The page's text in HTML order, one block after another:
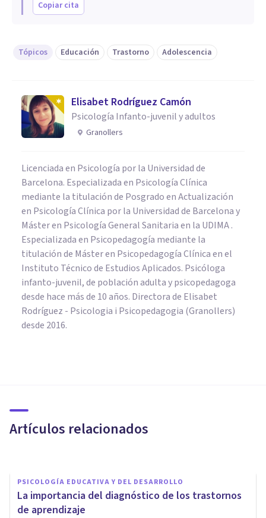
Copiar cita
Tópicos Educación Trastorno Adolescencia
Elisabet Rodríguez Camón
Psicología Infanto-juvenil y adultos
Granollers
Licenciada en Psicología por la Universidad de
Barcelona. Especializada en Psicología Clínica
mediante la titulación de Posgrado en Actualización
en Psicología Clínica por la Universidad de Barcelona y
Máster en Psicología General Sanitaria en la UDIMA .
Especializada en Psicopedagogía mediante la
titulación de Máster en Psicopedagogía Clínica en el
Instituto Técnico de Estudios Aplicados. Psicóloga
infanto-juvenil, de población adulta y psicopedagoga
desde hace más de 10 años. Directora de Elisabet
Rodríguez - Psicologia i Psicopedagogia (Granollers)
desde 2016.
Artículos relacionados
en los más jóvenes, en 6 claves
PSICOLOGÍA EDUCATIVA Y DEL DESARROLLO
La importancia del diagnóstico de los trastornos
de aprendizaje